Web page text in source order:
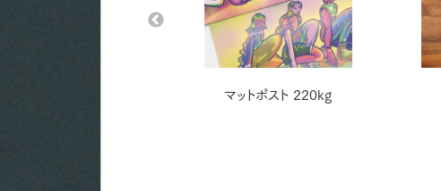
マットポスト 220kg